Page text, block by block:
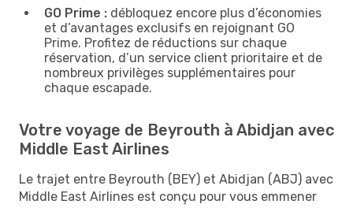
GO Prime : débloquez encore plus d’économies
et d’avantages exclusifs en rejoignant GO
Prime. Profitez de réductions sur chaque
réservation, d’un service client prioritaire et de
nombreux privilèges supplémentaires pour
chaque escapade.
Votre voyage de Beyrouth à Abidjan avec
Middle East Airlines
Le trajet entre Beyrouth (BEY) et Abidjan (ABJ) avec
Middle East Airlines est conçu pour vous emmener